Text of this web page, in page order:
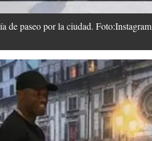
de paseo por la ciudad. Foto:Instagram